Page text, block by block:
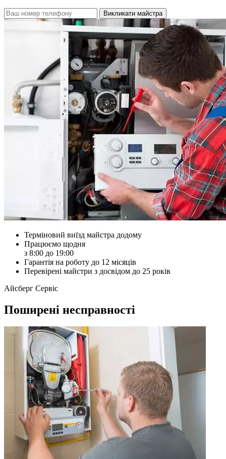
Викликати майстра
Терміновий виїзд майстра додому
Працюємо щодня
з 8:00 до 19:00
Гарантія на роботу до 12 місяців
Перевірені майстри з досвідом до 25 років
Айсберг Сервіс
Поширені несправності